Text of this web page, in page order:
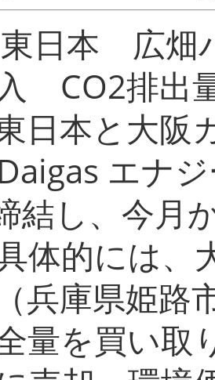
日本 広畑
CO2排出
日本と大阪
エナ
結し、今月
体的には、
兵庫県姫路
量を買い取